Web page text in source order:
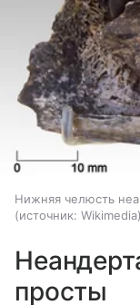
Нижняя челюсть
источник: Wikimedia
просты